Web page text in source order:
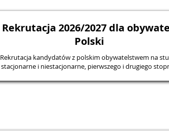
Rekrutacja 2026/2027 dla
Polski
Rekrutacja kandydatów z polskim obywatelstwem na
stacjonarne i niestacjonarne, pierwszego i drugiego